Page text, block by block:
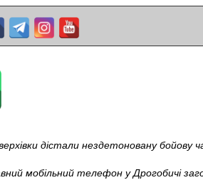
дістали нездетоновану бойову
мобільний телефон у Дрогобичі